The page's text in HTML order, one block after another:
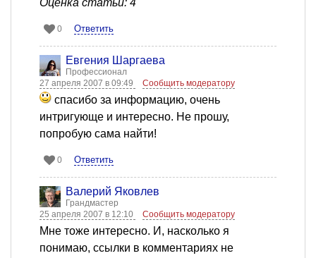
Оценка статьи: 4
0 Ответить
Евгения Шаргаева
Профессионал
27 апреля 2007 в 09:49
Сообщить модератору
спасибо за информацию, очень
интригующе и интересно. Не прошу,
попробую сама найти!
0 Ответить
Валерий Яковлев
Грандмастер
25 апреля 2007 в 12:10
Сообщить модератору
Мне тоже интересно. И, насколько я
понимаю, ссылки в комментариях не